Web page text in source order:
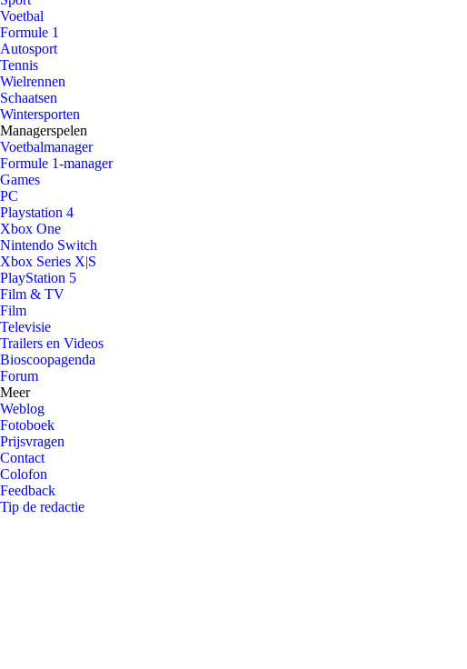
Voetbal
Formule 1
Autosport
Tennis
Wielrennen
Schaatsen
Wintersporten
Managerspelen
Voetbalmanager
Formule 1-manager
Games
PC
Playstation 4
Xbox One
Nintendo Switch
Xbox Series X|S
PlayStation 5
Film & TV
Film
Televisie
Trailers en Videos
Bioscoopagenda
Forum
Meer
Weblog
Fotoboek
Prijsvragen
Contact
Colofon
Feedback
Tip de redactie